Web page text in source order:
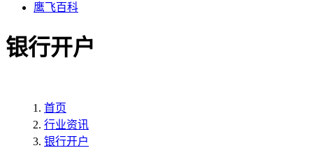
鹰飞百科
银行开户
首页
行业资讯
银行开户